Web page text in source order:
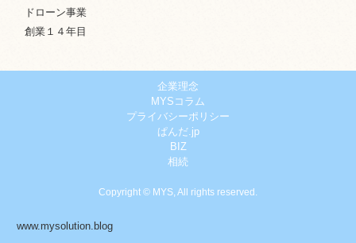
ドローン事業
創業１４年目
企業理念
MYSコラム
プライバシーポリシー
ぱんだ.jp
BIZ
相続
Copyright © MYS, All rights reserved.
www.mysolution.blog